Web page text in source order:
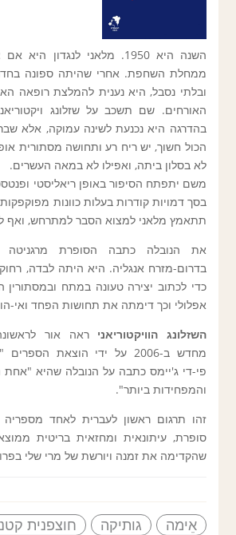
השנה היא 1950. מלאני לנגדון
ממחלת השחפת. אחרי שהיתה ספונה
ובלתי נסבל, היא נענית להמלצת רופאה
האורחים. שם תשכב על שזלונג
בהדרגה היא נכנעת לשינה עמוקה, אלא
הכול חשוך, יש ריח רע ותחושה מסתורית
לא בסלון ביתה, ואפילו לא במאה העשרים.
משם יתפתח הסיפור באופן ריאליסטי
בסך דמויות קודרות בעלות כוונות
תתאמץ מלאני למצוא הסבר למתרחש, ואף
את הנובלה כתבה הסופרת מרגניטה
בדרום-מזרח אנגליה. היא היתה לבדה,
כדי לכתוב יצירה טעונה במתח
אפלולי וכך דימתה את תחושות הפחד ואי-
השזלונג הוויקטוריאני
מחדש ב-2006 על ידי הוצאת
פי-די ג'יימס כתבה על הנובלה שהיא "אחת
והמפחידות ביותר".
זהו תרגום ראשון לעברית לאחד מספריה
סופרת, עיתונאית ומחזאית בריטית
שהקדימה את זמנה ויורשת של מרי שלי
אֵימה גותיקה חוצפנית